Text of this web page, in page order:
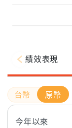
績效表現
原幣
今年以來